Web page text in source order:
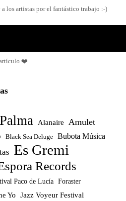
los artistas por el fantástico trabajo :-)
artículo ❤️
Alanaire Amulet
Black Sea Deluge Bubota Música
Es Gremi
Records
Paco de Lucía Foraster
Yo
Jazz Voyeur Festival